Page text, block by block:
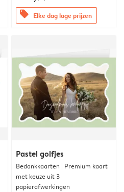
offers Elke dag lage prijzen
Pastel golfjes
Bedankkaarten | Premium kaart
met keuze uit 3
papierafwerkingen